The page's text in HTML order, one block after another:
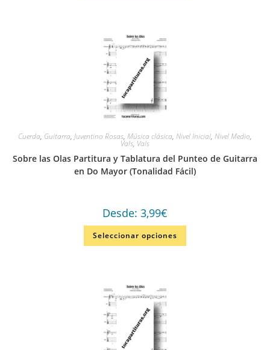
Cuerda, Guitarra, Juventino Rosas, Música clásica, Nivel Inicial, Nivel Medio,
Vals, Vals
Sobre las Olas Partitura y Tablatura del Punteo de Guitarra
en Do Mayor (Tonalidad Fácil)
Desde: 3,99€
Seleccionar opciones